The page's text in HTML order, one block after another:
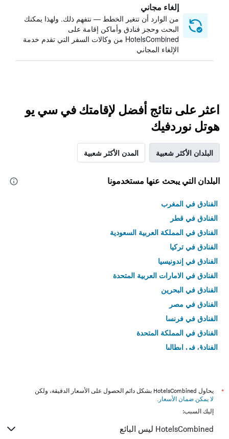
إلغاء مجاني
من الوارد أن تتغير الخطط — نتفهم ذلك. ولهذا يمكنك
البحث وحجز فنادق وأماكن إقامة على
HotelsCombined من وكالات السفر التي تقدم خدمة
الإلغاء المجاني
اعثر على نتائج أفضل لإقامتك في سي يو
هوتل نوردفيك
البلدان الأكثر شعبية المدن الأكثر شعبية
البلدان التي يبحث عنها مستخدمونا
الفنادق في المغرب
الفنادق في قطر
الفنادق في المملكة العربية السعودية
الفنادق في تركيا
الفنادق في إندونيسيا
الفنادق في الامارات العربية المتحدة
الفنادق في البحرين
الفنادق في مصر
الفنادق في فرنسا
الفنادق في المملكة المتحدة
الفنادق في إيطاليا
*
يحاول HotelsCombined بشكل دائم الحصول على الأسعار الدقيقة، ولكن
لا يمكن ضمان الأسعار .
إليك السبب:
HotelsCombined ليس البائع